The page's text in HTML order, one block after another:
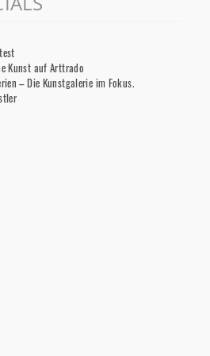
Kunst auf Arttrado
– Die Kunstgalerie im Fokus.